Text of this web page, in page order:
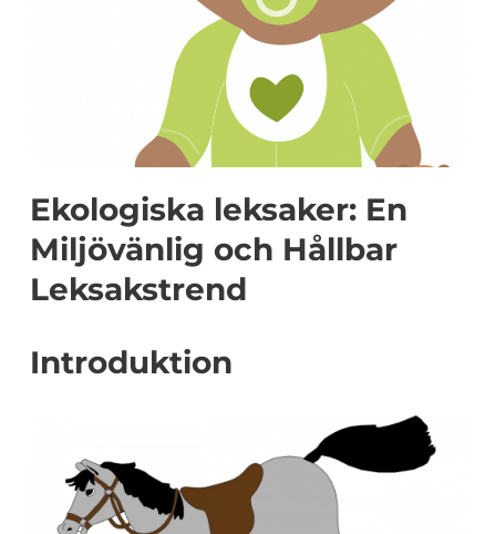
Ekologiska leksaker: En
Miljövänlig och Hållbar
Leksakstrend
Introduktion